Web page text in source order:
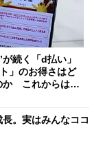
続く「d払い」
」のお得さはど
か これからは
。実はみんなココ